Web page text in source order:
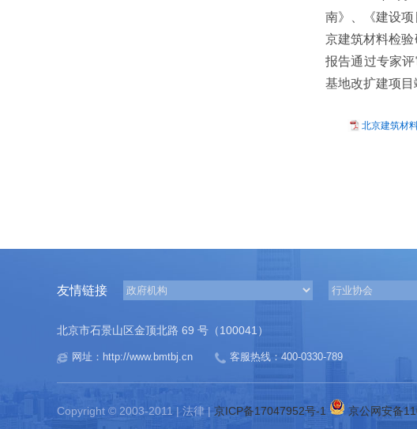
南》
、《建设
京建筑材料检
报告通过专家评
基地改扩建项
北京建筑材
友情链接
北京市石景山区金顶北路 69 号（100041）
网址：http://www.bmtbj.cn 客服热线：400-0330-789
Copyright © 2003-2011 | 法律 | 京ICP备17047952号-1 京公网安备